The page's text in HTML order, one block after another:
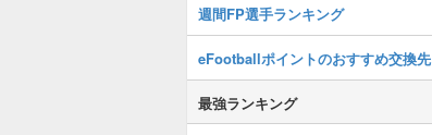
週間FP選手ランキング
eFootballポイントのおすすめ交換先
最強ランキング